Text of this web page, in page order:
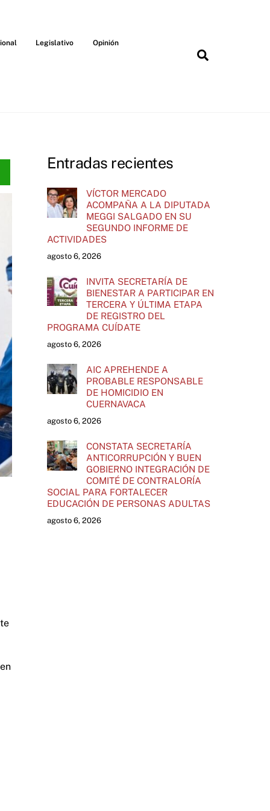
Legislativo Opinión
Entradas recientes
VÍCTOR MERCADO
ACOMPAÑA A LA DIPUTADA
MEGGI SALGADO EN SU
SEGUNDO INFORME DE
ACTIVIDADES
agosto 6, 2026
INVITA SECRETARÍA DE
BIENESTAR A PARTICIPAR EN
TERCERA Y ÚLTIMA ETAPA
DE REGISTRO DEL
PROGRAMA CUÍDATE
agosto 6, 2026
AIC APREHENDE A
PROBABLE RESPONSABLE
DE HOMICIDIO EN
CUERNAVACA
agosto 6, 2026
CONSTATA SECRETARÍA
ANTICORRUPCIÓN Y BUEN
GOBIERNO INTEGRACIÓN DE
COMITÉ DE CONTRALORÍA
SOCIAL PARA FORTALECER
EDUCACIÓN DE PERSONAS ADULTAS
agosto 6, 2026